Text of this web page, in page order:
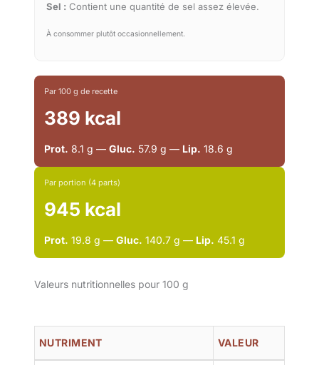
Sel : Contient une quantité de sel assez élevée.
À consommer plutôt occasionnellement.
Par 100 g de recette
389 kcal
Prot. 8.1 g — Gluc. 57.9 g — Lip. 18.6 g
Par portion (4 parts)
945 kcal
Prot. 19.8 g — Gluc. 140.7 g — Lip. 45.1 g
Valeurs nutritionnelles pour 100 g
NUTRIMENT VALEUR